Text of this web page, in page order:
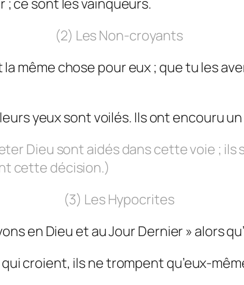
ce sont les vainqueurs.
(2) Les Non-croyants
même chose pour eux ; que tu les
yeux sont voilés. Ils ont encouru
Dieu sont aidés dans cette voie ;
cette décision.)
(3) Les Hypocrites
en Dieu et au Jour Dernier » alors
croient, ils ne trompent qu’eux-